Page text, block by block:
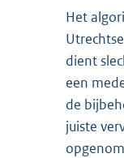
Het
dient
een
de
juiste